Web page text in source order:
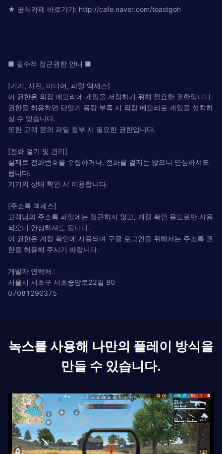
★ 공식카페 바로가기: http://cafe.naver.com/toastgoh
■ 필수적 접근권한 안내 ■
[기기, 사진, 미디어, 파일 액세스]
이 권한은 외장 메모리에 게임을 저장하기 위해 필요한 권한입니다.
권한을 허용하면 단말기 용량 부족 시 외장 메모리로 게임을 설치하
실 수 있습니다.
또한 고객 문의 파일 첨부 시 필요한 권한입니다.
[전화 걸기 및 관리]
실제로 전화번호를 수집하거나, 전화를 걸지는 않으니 안심하셔도
됩니다.
기기의 상태 확인 시 이용합니다.
[주소록 액세스]
고객님의 주소록 파일에는 접근하지 않고, 계정 확인 용도로만 사용
되오니 안심하셔도 됩니다.
이 권한은 계정 확인에 사용되며 구글 로그인을 위해서는 주소록 권
한을 허용해 주시기 바랍니다.
개발자 연락처 :
서울시 서초구 서초중앙로22길 80
07081290375
녹스를 사용해 나만의 플레이 방식을
만들 수 있습니다.